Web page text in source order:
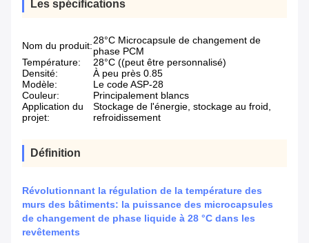
Les spécifications
Nom du produit:28°C Microcapsule de changement de
phase PCM
Température:
28°C ((peut être personnalisé)
Densité:
À peu près 0.85
Modèle:
Le code ASP-28
Couleur:
Principalement blancs
Application du
projet:
Stockage de l'énergie, stockage au froid,
refroidissement
Définition
Révolutionnant la régulation de la température des
murs des bâtiments: la puissance des microcapsules
de changement de phase liquide à 28 °C dans les
revêtements